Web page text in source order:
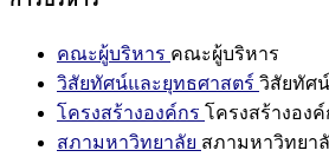
คณะผู้บริหาร คณะผู้บริหาร
วิสัยทัศน์และยุทธศาสตร์ วิสัยทัศ
โครงสร้างองค์กร โครงสร้างองค์
สภามหาวิทยาลัย สภามหาวิทยา